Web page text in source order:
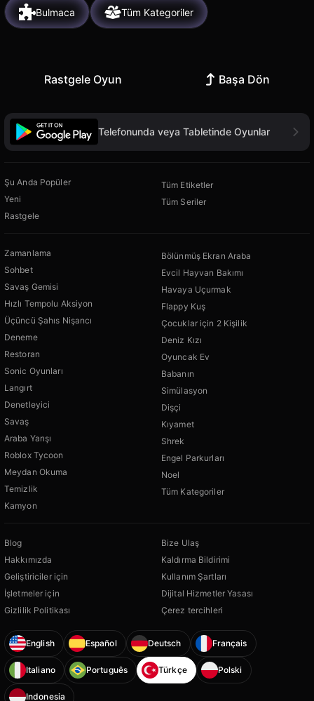
Bulmaca Tüm Kategoriler
Rastgele Oyun Başa Dön
Telefonunda veya Tabletinde Oyunlar
Şu Anda Popüler
Yeni
Rastgele
Tüm Etiketler
Tüm Seriler
Zamanlama
Sohbet
Savaş Gemisi
Hızlı Tempolu Aksiyon
Üçüncü Şahıs Nişancı
Deneme
Restoran
Sonic Oyunları
Langırt
Denetleyici
Savaş
Araba Yarışı
Roblox Tycoon
Meydan Okuma
Temizlik
Kamyon
Bölünmüş Ekran Araba
Evcil Hayvan Bakımı
Havaya Uçurmak
Flappy Kuş
Çocuklar için 2 Kişilik
Deniz Kızı
Oyuncak Ev
Babanın
Simülasyon
Dişçi
Kıyamet
Shrek
Engel Parkurları
Noel
Tüm Kategoriler
Blog
Hakkımızda
Geliştiriciler için
İşletmeler için
Gizlilik Politikası
Bize Ulaş
Kaldırma Bildirimi
Kullanım Şartları
Dijital Hizmetler Yasası
Çerez tercihleri
English Español Deutsch Français
Italiano Português Türkçe Polski
Indonesia